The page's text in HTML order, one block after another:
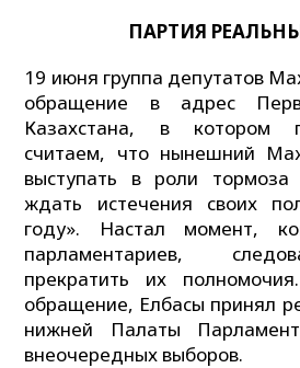
ПАРТИЯ
19 июня группа депутатов
обращение в адрес
Казахстана, в котором
считаем, что нынешний
выступать в роли
ждать истечения своих
году». Настал момент,
парламентариев,
прекратить их
обращение, Елбасы принял
нижней Палаты
внеочередных выборов.